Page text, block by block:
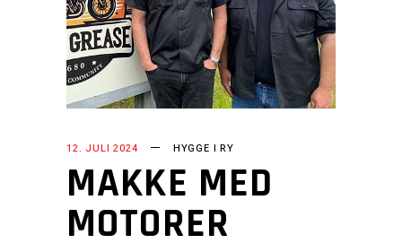
12. JULI 2024 HYGGE I RY
MAKKE MED
MOTORER